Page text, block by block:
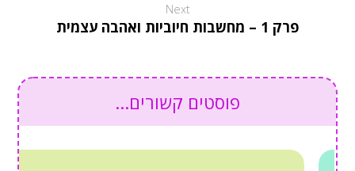
Next
פרק 1 – מחשבות חיוביות ואהבה עצמית
פוסטים קשורים...